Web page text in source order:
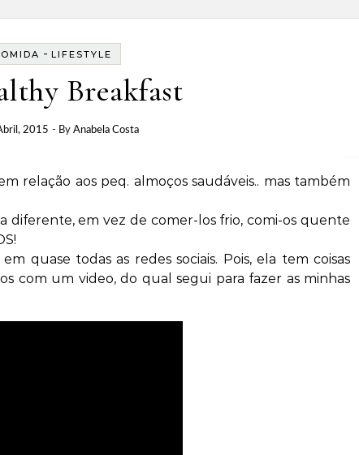
- LIFESTYLE
Breakfast
2015 - By Anabela Costa
relação aos peq. almoços saudáveis.. mas também
diferente, em vez de comer-los frio, comi-os quente
em quase todas as redes sociais. Pois, ela tem coisas
com um video, do qual segui para fazer as minhas